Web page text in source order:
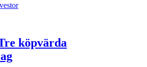
köpvärda